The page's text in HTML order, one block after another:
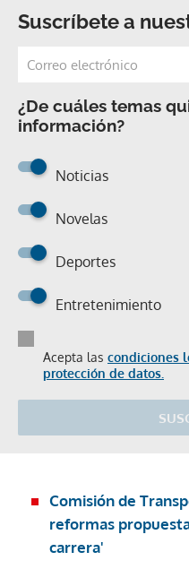
Suscríbete a
¿De cuáles temas
información?
Noticias
Novelas
Deportes
Entretenimiento
Acepta las condiciones
protección de datos.
Comisión de
reformas
carrera'